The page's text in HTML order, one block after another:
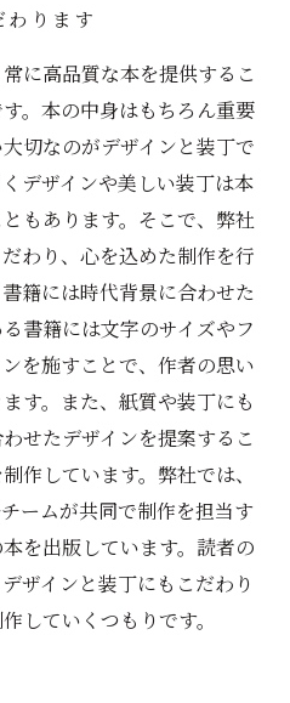
わります
に高品質な本を提供するこ
。本の中身はもちろん重要
切なのがデザインと装丁で
デザインや美しい装丁は本
もあります。そこで、弊社
わり、心を込めた制作を行
籍には時代背景に合わせた
書籍には文字のサイズやフ
を施すことで、作者の思い
す。また、紙質や装丁にも
せたデザインを提案するこ
作しています。弊社では、
ームが共同で制作を担当す
を出版しています。読者の
ザインと装丁にもこだわり
していくつもりです。